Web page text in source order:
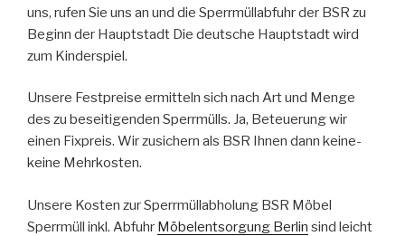
uns, rufen Sie uns an und die Sperrmüllabfuhr der BSR zu
Beginn der Hauptstadt Die deutsche Hauptstadt wird
zum Kinderspiel.
Unsere Festpreise ermitteln sich nach Art und Menge
des zu beseitigenden Sperrmülls. Ja, Beteuerung wir
einen Fixpreis. Wir zusichern als BSR Ihnen dann keine-
keine Mehrkosten.
Unsere Kosten zur Sperrmüllabholung BSR Möbel
Sperrmüll inkl. Abfuhr Möbelentsorgung Berlin sind leicht